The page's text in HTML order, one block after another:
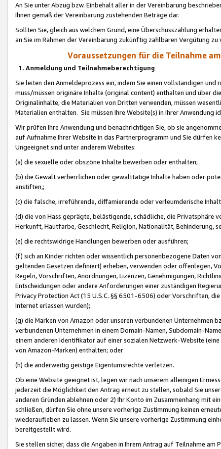
An Sie unter Abzug bzw. Einbehalt aller in der Vereinbarung
Ihnen gemäß der Vereinbarung zustehenden Beträge dar.
Sollten Sie, gleich aus welchem Grund, eine Überschusszahlung
an Sie im Rahmen der Vereinbarung zukünftig zahlbaren Vergütung zu
Voraussetzungen für die Teilnahme
1. Anmeldung und Teilnahmeberechtigung
Sie leiten den Anmeldeprozess ein, indem Sie einen vollständigen
muss/müssen originäre Inhalte (original content) enthalten und über
Originalinhalte, die Materialien von Dritten verwenden, müssen
Materialien enthalten. Sie müssen Ihre Website(s) in Ihrer Anwendung
Wir prüfen Ihre Anwendung und benachrichtigen Sie, ob sie
auf Aufnahme Ihrer Website in das Partnerprogramm und Sie dürfen
Ungeeignet sind unter anderem Websites:
(a) die sexuelle oder obszöne Inhalte bewerben oder enthalten;
(b) die Gewalt verherrlichen oder gewalttätige Inhalte haben oder
anstiften,;
(c) die falsche, irreführende, diffamierende oder verleumderische
(d) die von Hass geprägte, belästigende, schädliche, die Privatsphäre
Herkunft, Hautfarbe, Geschlecht, Religion, Nationalität, Behinderung,
(e) die rechtswidrige Handlungen bewerben oder ausführen;
(f) sich an Kinder richten oder wissentlich personenbezogene Daten
geltenden Gesetzen definiert) erheben, verwenden oder offenlegen,
Regeln, Vorschriften, Anordnungen, Lizenzen, Genehmigungen,
Entscheidungen oder andere Anforderungen einer zuständigen
Privacy Protection Act (15 U.S.C. §§ 6501-6506) oder Vorschriften,
Internet erlassen wurden);
(g) die Marken von Amazon oder unseren verbundenen Unternehmen
verbundenen Unternehmen in einem Domain-Namen, Subdomain-
einem anderen Identifikator auf einer sozialen Netzwerk-Website
von Amazon-Marken) enthalten; oder
(h) die anderweitig geistige Eigentumsrechte verletzen.
Ob eine Website geeignet ist, legen wir nach unserem alleinigen
jederzeit die Möglichkeit den Antrag erneut zu stellen, sobald Sie
anderen Gründen ablehnen oder 2) Ihr Konto im Zusammenhang mit
schließen, dürfen Sie ohne unsere vorherige Zustimmung keinen
wiederaufleben zu lassen. Wenn Sie unsere vorherige Zustimmung
bereitgestellt wird.
Sie stellen sicher, dass die Angaben in Ihrem Antrag auf Teilnahme